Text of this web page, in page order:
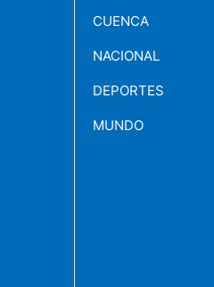
CUENCA
NACIONAL
DEPORTES
MUNDO